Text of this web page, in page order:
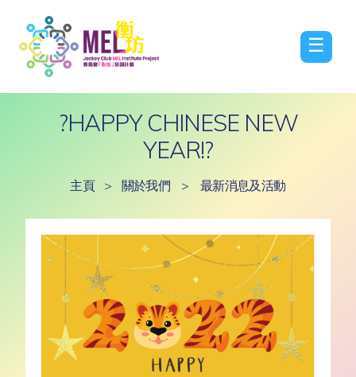
☰
?HAPPY CHINESE NEW
YEAR!?
主頁 > 關於我們 > 最新消息及活動